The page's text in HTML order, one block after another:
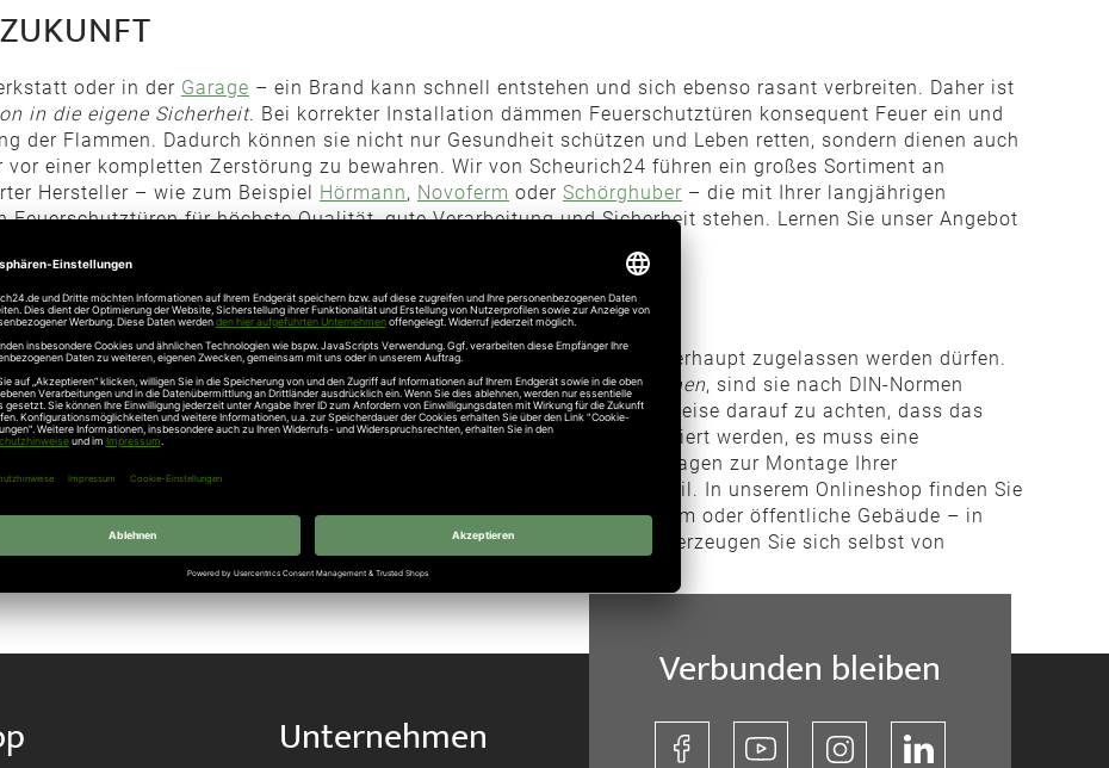
oder in der Garage – ein Brand kann schnell entstehen und sich ebenso rasant verbreiten. Daher ist
in die eigene Sicherheit. Bei korrekter Installation dämmen Feuerschutztüren konsequent Feuer ein und
der Flammen. Dadurch können sie nicht nur Gesundheit schützen und Leben retten, sondern dienen auch
einer kompletten Zerstörung zu bewahren. Wir von Scheurich24 führen ein großes Sortiment an
Hersteller – wie zum Beispiel Hörmann, Novoferm oder Schörghuber – die mit Ihrer langjährigen
Feuerschutztüren für höchste Qualität, gute Verarbeitung und Sicherheit stehen. Lernen Sie unser Angebot
UND ZUVERLÄSSIG
an Material und Verarbeitung überstehen, bevor sie als solche überhaupt zugelassen werden dürfen.
damit Siegleichbleibend hohe Brandschutzqualität gewährleisten können, sind sie nach DIN-Normen
aufweisen. Bei einem ordnungsgemäßen Einbau gilt es beispielsweise darauf zu achten, dass das
Türblatt angebracht ist, die sachgerechte Montage muss dokumentiert werden, es muss eine
des Deutschen Instituts für Bautechnik. Sollten Sie Fragen zur Montage Ihrer
Wenden Sie sich einfach an unsere Hotline oder senden Sie eine E-Mail. In unserem Onlineshop finden Sie
für die unterschiedlichsten Einsatzgebiete – ob für Privatraum oder öffentliche Gebäude – in
über T60, hochfeuerhemmend, bis T90, feuerbeständig. Überzeugen Sie sich selbst von
Unternehmen
Verbunden bleiben